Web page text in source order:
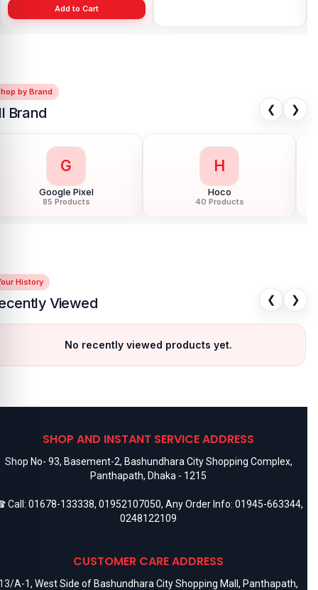
Add to Cart
by Brand
Brand ❮ ❯
G
Google Pixel
85 Products
H
Hoco
40 Products
History
Viewed ❮ ❯
No recently viewed products yet.
SHOP AND INSTANT SERVICE ADDRESS
Shop No- 93, Basement-2, Bashundhara City Shopping Complex,
Panthapath, Dhaka - 1215
Call: 01678-133338, 01952107050, Any Order Info: 01945-663344,
0248122109
CUSTOMER CARE ADDRESS
A-1, West Side of Bashundhara City Shopping Mall, Panthapath,